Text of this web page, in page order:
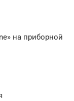
на приборной